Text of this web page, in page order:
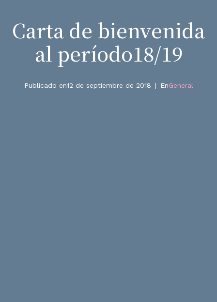
Carta de bienvenida
al período18/19
Publicado en12 de septiembre de 2018 EnGeneral